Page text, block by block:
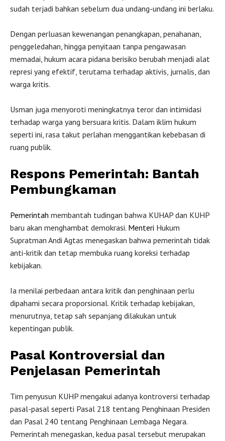
sudah terjadi bahkan sebelum dua undang-undang ini berlaku.
Dengan perluasan kewenangan penangkapan, penahanan,
penggeledahan, hingga penyitaan tanpa pengawasan
memadai, hukum acara pidana berisiko berubah menjadi alat
represi yang efektif, terutama terhadap aktivis, jurnalis, dan
warga kritis.
Usman juga menyoroti meningkatnya teror dan intimidasi
terhadap warga yang bersuara kritis. Dalam iklim hukum
seperti ini, rasa takut perlahan menggantikan kebebasan di
ruang publik.
Respons Pemerintah: Bantah
Pembungkaman
Pemerintah membantah tudingan bahwa KUHAP dan KUHP
baru akan menghambat demokrasi. Menteri Hukum
Supratman Andi Agtas menegaskan bahwa pemerintah tidak
anti-kritik dan tetap membuka ruang koreksi terhadap
kebijakan.
Ia menilai perbedaan antara kritik dan penghinaan perlu
dipahami secara proporsional. Kritik terhadap kebijakan,
menurutnya, tetap sah sepanjang dilakukan untuk
kepentingan publik.
Pasal Kontroversial dan
Penjelasan Pemerintah
Tim penyusun KUHP mengakui adanya kontroversi terhadap
pasal-pasal seperti Pasal 218 tentang Penghinaan Presiden
dan Pasal 240 tentang Penghinaan Lembaga Negara.
Pemerintah menegaskan, kedua pasal tersebut merupakan